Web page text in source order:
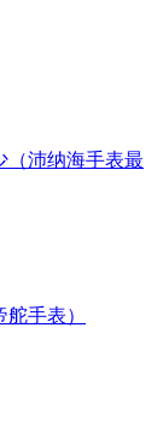
（沛纳海手表最
手表）